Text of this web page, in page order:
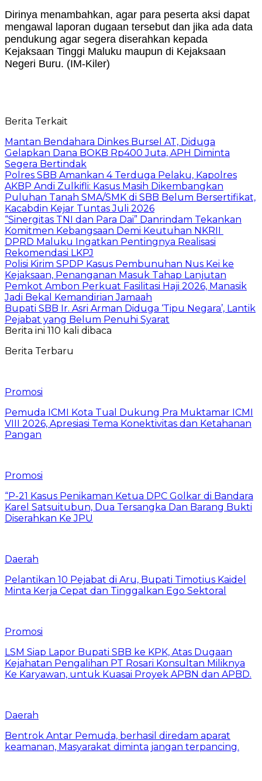
Dirinya menambahkan, agar para peserta aksi dapat
mengawal laporan dugaan tersebut dan jika ada data
pendukung agar segera diserahkan kepada
Kejaksaan Tinggi Maluku maupun di Kejaksaan
Negeri Buru. (IM-Kiler)
Berita Terkait
Mantan Bendahara Dinkes Bursel AT, Diduga
Gelapkan Dana BOKB Rp400 Juta, APH Diminta
Segera Bertindak
Polres SBB Amankan 4 Terduga Pelaku, Kapolres
AKBP Andi Zulkifli: Kasus Masih Dikembangkan
Puluhan Tanah SMA/SMK di SBB Belum Bersertifikat,
Kacabdin Kejar Tuntas Juli 2026
“Sinergitas TNI dan Para Dai” Danrindam Tekankan
Komitmen Kebangsaan Demi Keutuhan NKRII ‎
DPRD Maluku Ingatkan Pentingnya Realisasi
Rekomendasi LKPJ
Polisi Kirim SPDP Kasus Pembunuhan Nus Kei ke
Kejaksaan, Penanganan Masuk Tahap Lanjutan
Pemkot Ambon Perkuat Fasilitasi Haji 2026, Manasik
Jadi Bekal Kemandirian Jamaah
Bupati SBB Ir. Asri Arman Diduga ‘Tipu Negara’, Lantik
Pejabat yang Belum Penuhi Syarat
Berita ini 110 kali dibaca
Berita Terbaru
Promosi
Pemuda ICMI Kota Tual Dukung Pra Muktamar ICMI
VIII 2026, Apresiasi Tema Konektivitas dan Ketahanan
Pangan
Promosi
“P-21 Kasus Penikaman Ketua DPC Golkar di Bandara
Karel Satsuitubun, Dua Tersangka Dan Barang Bukti
Diserahkan Ke JPU
Daerah
Pelantikan 10 Pejabat di Aru, Bupati Timotius Kaidel
Minta Kerja Cepat dan Tinggalkan Ego Sektoral
Promosi
LSM Siap Lapor Bupati SBB ke KPK, Atas Dugaan
Kejahatan Pengalihan PT Rosari Konsultan Miliknya
Ke Karyawan, untuk Kuasai Proyek APBN dan APBD.
Daerah
Bentrok Antar Pemuda, berhasil diredam aparat
keamanan, Masyarakat diminta jangan terpancing.